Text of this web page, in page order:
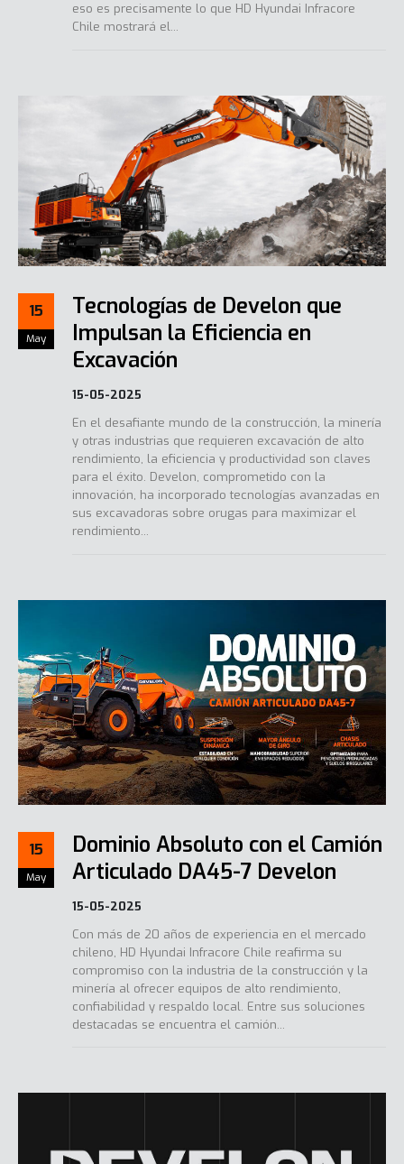
eso es precisamente lo que HD Hyundai Infracore
Chile mostrará el...
15
May
Tecnologías de Develon que
Impulsan la Eficiencia en
Excavación
15-05-2025
En el desafiante mundo de la construcción, la minería
y otras industrias que requieren excavación de alto
rendimiento, la eficiencia y productividad son claves
para el éxito. Develon, comprometido con la
innovación, ha incorporado tecnologías avanzadas en
sus excavadoras sobre orugas para maximizar el
rendimiento...
15
May
Dominio Absoluto con el Camión
Articulado DA45-7 Develon
15-05-2025
Con más de 20 años de experiencia en el mercado
chileno, HD Hyundai Infracore Chile reafirma su
compromiso con la industria de la construcción y la
minería al ofrecer equipos de alto rendimiento,
confiabilidad y respaldo local. Entre sus soluciones
destacadas se encuentra el camión...